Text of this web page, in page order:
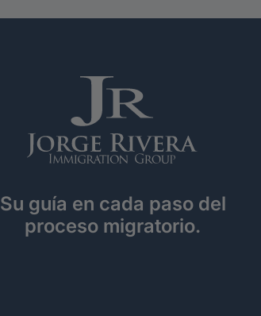
Su guía en cada paso del
proceso migratorio.